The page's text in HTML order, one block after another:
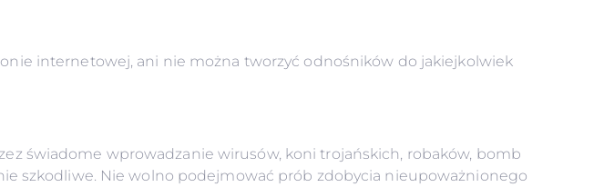
internetowej, ani nie można tworzyć odnośników do jakiejkolwiek
świadome wprowadzanie wirusów, koni trojańskich, robaków, bomb
szkodliwe. Nie wolno podejmować prób zdobycia nieupoważnionego